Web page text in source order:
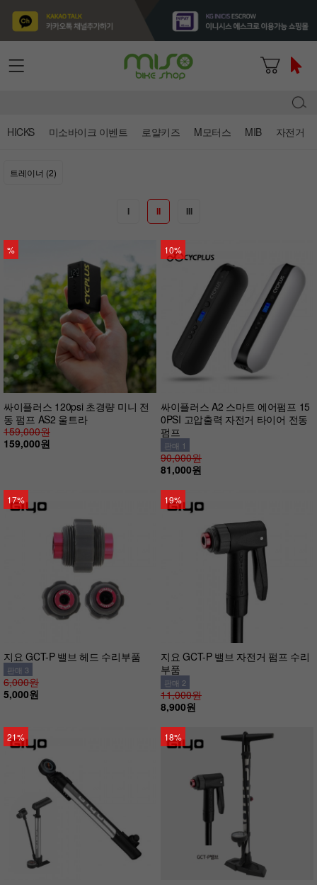
HICKS 미소바이크 이벤트 로얄키즈 M모터스 MIB 자전거
트레이너 (2)
I II III
%
싸이플러스 120psi 초경량 미니 전
동 펌프 AS2 울트라
159,000원
159,000원
10%
싸이플러스 A2 스마트 에어펌프 15
0PSI 고압출력 자전거 타이어 전동
펌프
판매 1
90,000원
81,000원
17%
지요 GCT-P 밸브 헤드 수리부품
판매 3
6,000원
5,000원
19%
지요 GCT-P 밸브 자전거 펌프 수리
부품
판매 2
11,000원
8,900원
21% 18%